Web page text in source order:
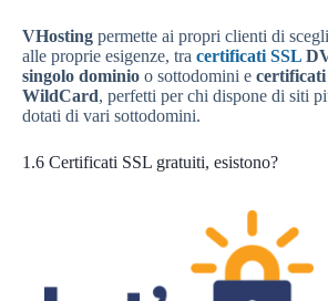
VHosting permette ai propri clienti di
alle proprie esigenze, tra certificati SSL
singolo dominio o sottodomini e certificati
WildCard, perfetti per chi dispone di siti
dotati di vari sottodomini.
1.6 Certificati SSL gratuiti, esistono?